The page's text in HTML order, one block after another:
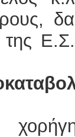
της